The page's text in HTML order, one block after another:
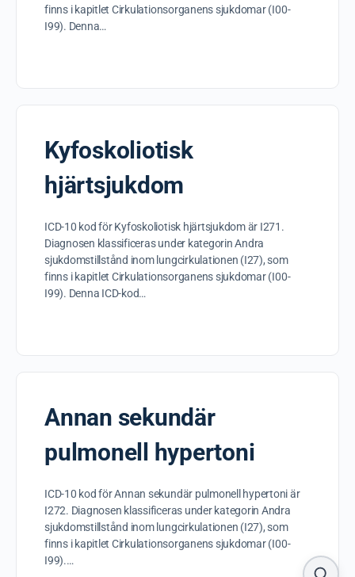
finns i kapitlet Cirkulationsorganens sjukdomar (I00-
I99). Denna…
Kyfoskoliotisk
hjärtsjukdom
ICD-10 kod för Kyfoskoliotisk hjärtsjukdom är I271.
Diagnosen klassificeras under kategorin Andra
sjukdomstillstånd inom lungcirkulationen (I27), som
finns i kapitlet Cirkulationsorganens sjukdomar (I00-
I99). Denna ICD-kod…
Annan sekundär
pulmonell hypertoni
ICD-10 kod för Annan sekundär pulmonell hypertoni är
I272. Diagnosen klassificeras under kategorin Andra
sjukdomstillstånd inom lungcirkulationen (I27), som
finns i kapitlet Cirkulationsorganens sjukdomar (I00-
I99).…